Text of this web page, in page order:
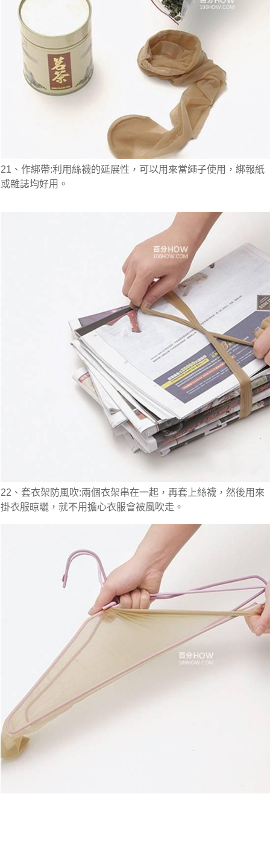
21、作綁帶:利用絲襪的延展性，可以用來當繩子使用，綁報紙
或雜誌均好用。
22、套衣架防風吹:兩個衣架串在一起，再套上絲襪，然後用來
掛衣服晾曬，就不用擔心衣服會被風吹走。